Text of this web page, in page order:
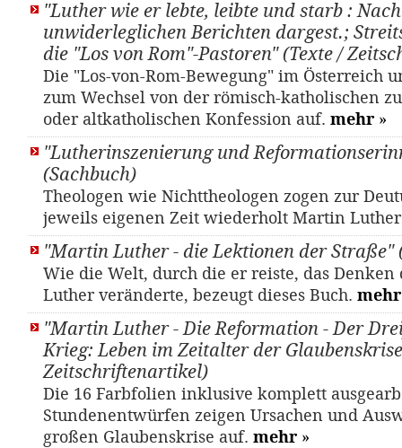
"Luther wie er lebte, leibte und starb : Nach
unwiderleglichen Berichten dargest.;
die "Los von Rom"-Pastoren" (Texte /
Die "Los-von-Rom-Bewegung" im Österreich
zum Wechsel von der römisch-katholischen
oder altkatholischen Konfession auf. mehr »
"Lutherinszenierung und
(Sachbuch)
Theologen wie Nichttheologen zogen zur
jeweils eigenen Zeit wiederholt Martin
"Martin Luther - die Lektionen der Straße"
Wie die Welt, durch die er reiste, das Denken
Luther veränderte, bezeugt dieses Buch. mehr
"Martin Luther - Die Reformation - Der
Krieg: Leben im Zeitalter der
Zeitschriftenartikel)
Die 16 Farbfolien inklusive komplett
Stundenentwürfen zeigen Ursachen und
großen Glaubenskrise auf. mehr »